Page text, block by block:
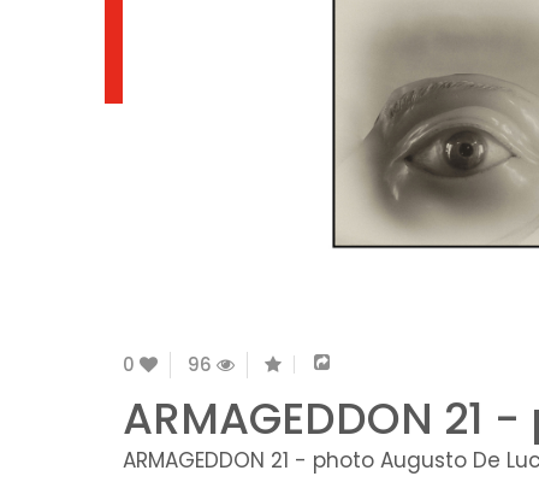
0 96
ARMAGEDDON
ARMAGEDDON 21 - photo Augusto De